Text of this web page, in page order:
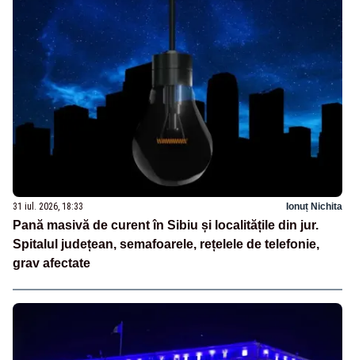
31 iul. 2026, 18:33 Ionuț Nichita
Pană masivă de curent în Sibiu și localitățile din jur.
Spitalul județean, semafoarele, rețelele de telefonie,
grav afectate